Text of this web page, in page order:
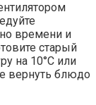
времени и
старый
на 10°C или
вернуть блюдо